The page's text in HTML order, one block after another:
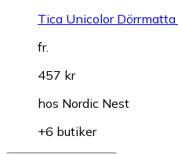
Tica Unicolor
fr.
457 kr
hos Nordic Nest
+6 butiker